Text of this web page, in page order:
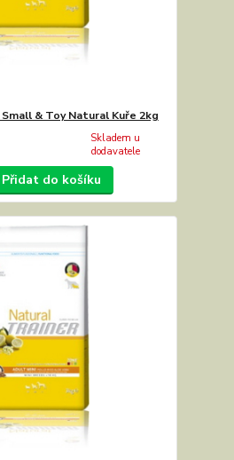
& Toy Natural Kuře 2kg
Skladem u
dodavatele
Přidat do košíku